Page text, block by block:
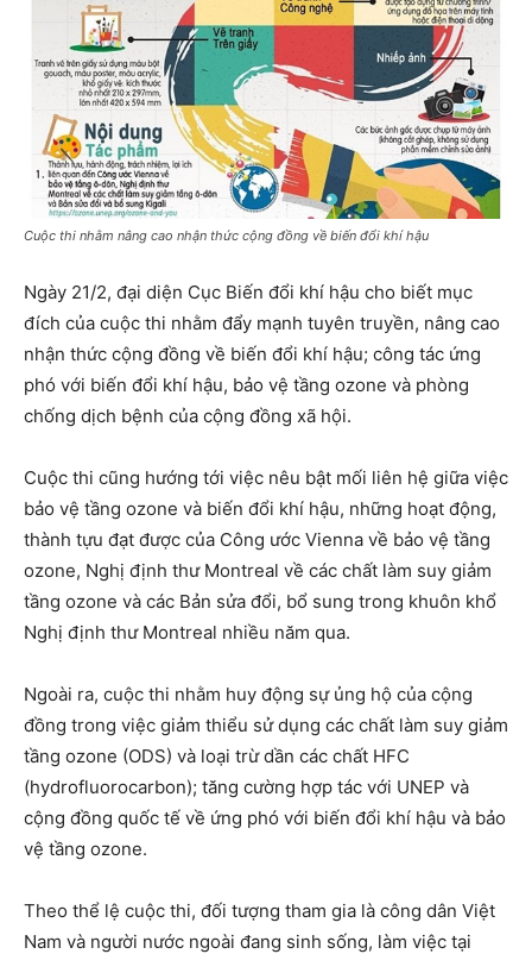
Cuộc thi nhằm nâng cao nhận thức cộng đồng về biến đổi khí hậu
Ngày 21/2, đại diện Cục Biến đổi khí hậu cho biết mục
đích của cuộc thi nhằm đẩy mạnh tuyên truyền, nâng cao
nhận thức cộng đồng về biến đổi khí hậu; công tác ứng
phó với biến đổi khí hậu, bảo vệ tầng ozone và phòng
chống dịch bệnh của cộng đồng xã hội.
Cuộc thi cũng hướng tới việc nêu bật mối liên hệ giữa việc
bảo vệ tầng ozone và biến đổi khí hậu, những hoạt động,
thành tựu đạt được của Công ước Vienna về bảo vệ tầng
ozone, Nghị định thư Montreal về các chất làm suy giảm
tầng ozone và các Bản sửa đổi, bổ sung trong khuôn khổ
Nghị định thư Montreal nhiều năm qua.
Ngoài ra, cuộc thi nhằm huy động sự ủng hộ của cộng
đồng trong việc giảm thiểu sử dụng các chất làm suy giảm
tầng ozone (ODS) và loại trừ dần các chất HFC
(hydrofluorocarbon); tăng cường hợp tác với UNEP và
cộng đồng quốc tế về ứng phó với biến đổi khí hậu và bảo
vệ tầng ozone.
Theo thể lệ cuộc thi, đối tượng tham gia là công dân Việt
Nam và người nước ngoài đang sinh sống, làm việc tại